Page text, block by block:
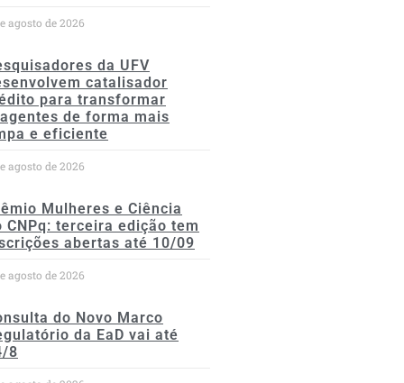
agosto de 2026
da UFV
catalisador
para transformar
de forma mais
e eficiente
agosto de 2026
Mulheres e Ciência
CNPq: terceira edição tem
abertas até 10/09
agosto de 2026
do Novo Marco
da EaD vai até
8